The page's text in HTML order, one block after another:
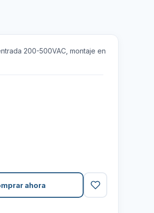
200-500VAC, montaje en
ahora